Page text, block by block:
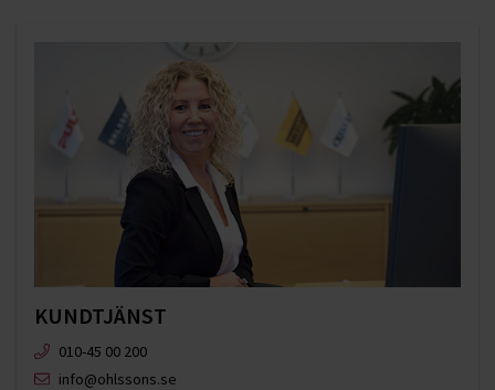
KUNDTJÄNST
010-45 00 200​
info@ohlssons.se